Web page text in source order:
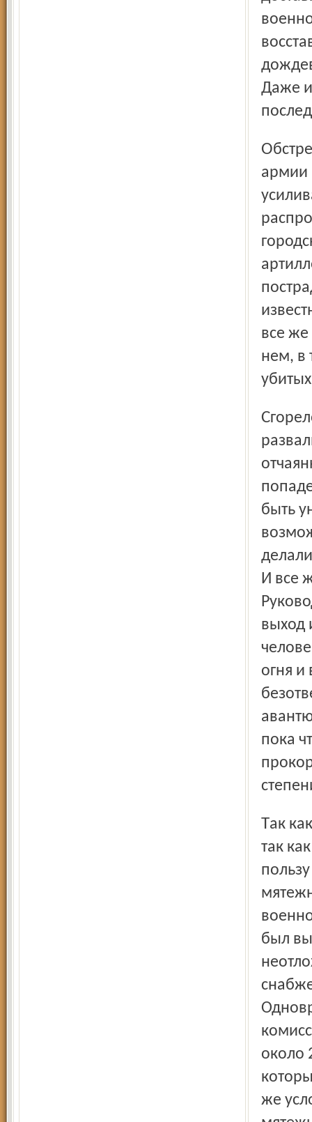
Даже
Обстрел города из легких и тяжелых арторудий Красной
армии
все же
нем, в
Сгорело большая часть города, остальная – лежала в
быть
И все
выход
огня и
пока
Так как военный успех не сопутствовал Северной армии и
так
был
около
же